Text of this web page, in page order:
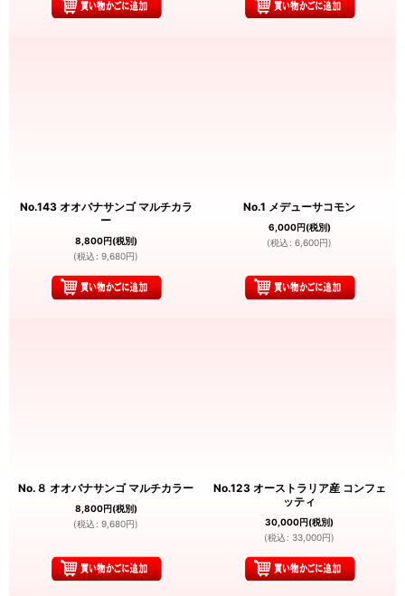
No.143 オオバナサンゴ マルチカラ
ー
8,800円(税別)
(税込 : 9,680円)
No.1 メデューサコモン
6,000円(税別)
(税込 : 6,600円)
No.８ オオバナサンゴ マルチカラー
8,800円(税別)
(税込 : 9,680円)
No.123 オーストラリア産 コンフェ
ッティ
30,000円(税別)
(税込 : 33,000円)